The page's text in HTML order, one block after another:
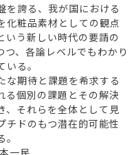
誇る、我が国における
化粧品素材としての観点
いう新しい時代の要請の
、各論レベルでもわかり
る。
期待と課題を希求する
る個別の課題とその解決
、それらを全体として見
チドのもつ潜在的可能性
一民